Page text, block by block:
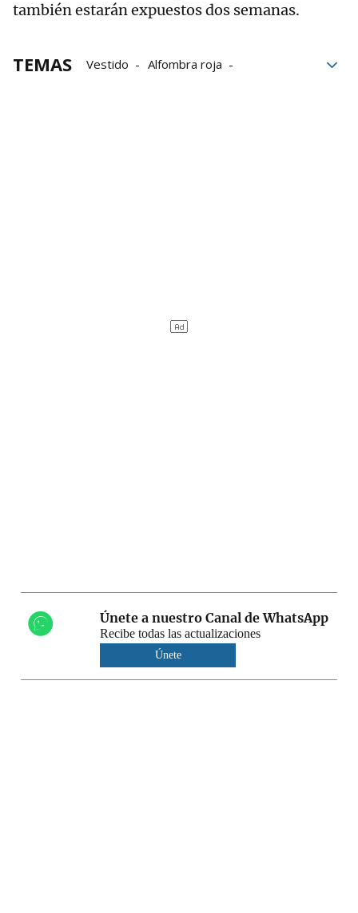
también estarán expuestos dos semanas.
TEMAS Vestido
Alfombra roja
Únete a nuestro Canal de WhatsApp
Recibe todas las actualizaciones
Únete